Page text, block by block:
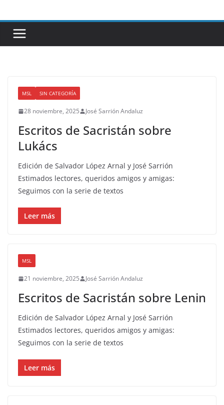
al
contenido
MSL SIN CATEGORÍA
28 noviembre, 2025 José Sarrión Andaluz
Escritos de Sacristán sobre
Lukács
Edición de Salvador López Arnal y José Sarrión
Estimados lectores, queridos amigos y amigas:
Seguimos con la serie de textos
Leer más
MSL
21 noviembre, 2025 José Sarrión Andaluz
Escritos de Sacristán sobre Lenin
Edición de Salvador López Arnal y José Sarrión
Estimados lectores, queridos amigos y amigas:
Seguimos con la serie de textos
Leer más